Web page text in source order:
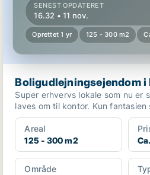
SENEST OPDATERET
16.32 • 11 nov.
Oprettet 1 yr 125 - 300 m2
Boligudlejningsejendom i
Super erhvervs lokale som nu er
laves om til kontor. Kun
Areal
125 - 300 m2
Område